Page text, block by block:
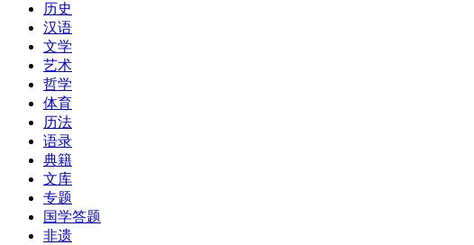
历史
汉语
文学
艺术
哲学
体育
历法
语录
典籍
文库
专题
国学答题
非遗